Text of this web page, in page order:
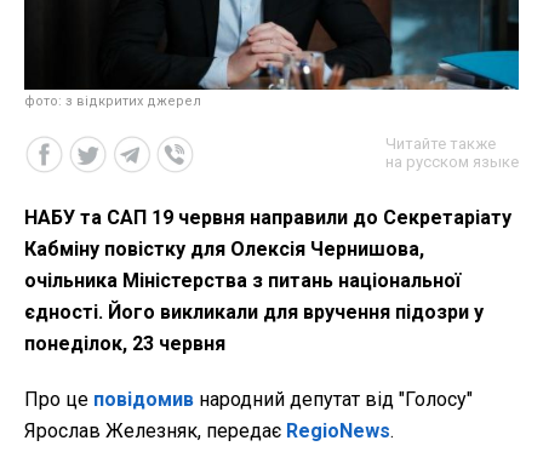
фото: з відкритих джерел
Читайте также
на русском языке
НАБУ та САП 19 червня направили до Секретаріату
Кабміну повістку для Олексія Чернишова,
очільника Міністерства з питань національної
єдності. Його викликали для вручення підозри у
понеділок, 23 червня
Про це повідомив народний депутат від "Голосу"
Ярослав Железняк, передає RegioNews.